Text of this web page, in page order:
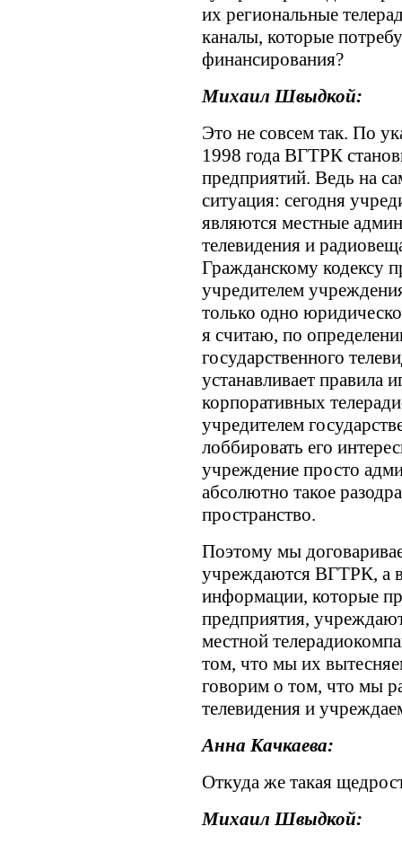
их региональные
каналы, которые
финансирования?
Михаил Швыдкой:
Это не совсем так. По
1998 года ВГТРК
предприятий. Ведь на
ситуация: сегодня
являются местные
телевидения и
Гражданскому кодексу
учредителем
только одно
я считаю, по
государственного
устанавливает правила
корпоративных
учредителем
лоббировать его
учреждение просто
абсолютно такое
пространство.
Поэтому мы
учреждаются ВГТРК, а
информации, которые
предприятия,
местной
том, что мы их
говорим о том, что мы
телевидения и
Анна Качкаева:
Откуда же такая
Михаил Швыдкой: